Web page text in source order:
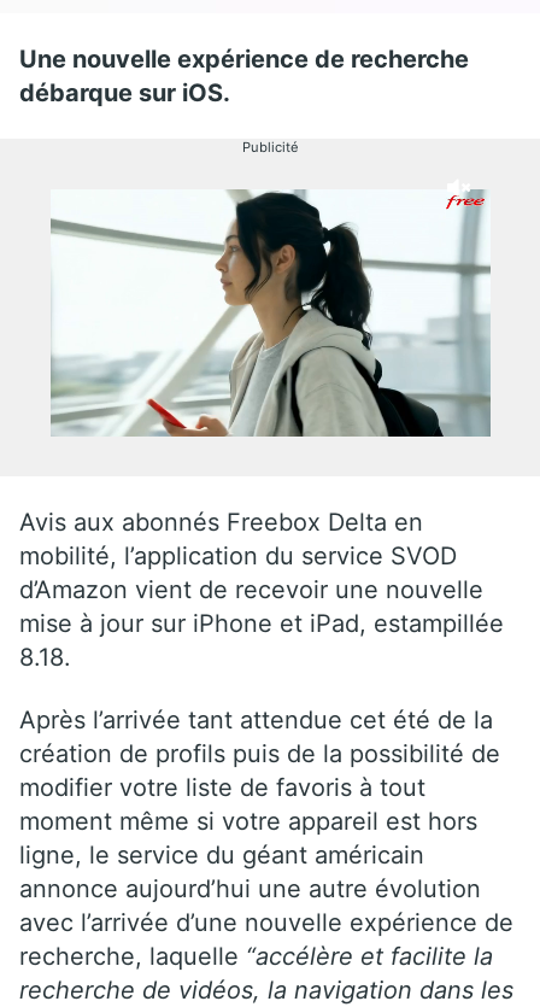
Une nouvelle expérience de recherche
débarque sur iOS.
Publicité
Avis aux abonnés Freebox Delta en
mobilité, l’application du service SVOD
d’Amazon vient de recevoir une nouvelle
mise à jour sur iPhone et iPad, estampillée
8.18.
Après l’arrivée tant attendue cet été de la
création de profils puis de la possibilité de
modifier votre liste de favoris à tout
moment même si votre appareil est hors
ligne, le service du géant américain
annonce aujourd’hui une autre évolution
avec l’arrivée d’une nouvelle expérience de
recherche, laquelle “accélère et facilite la
recherche de vidéos, la navigation dans les